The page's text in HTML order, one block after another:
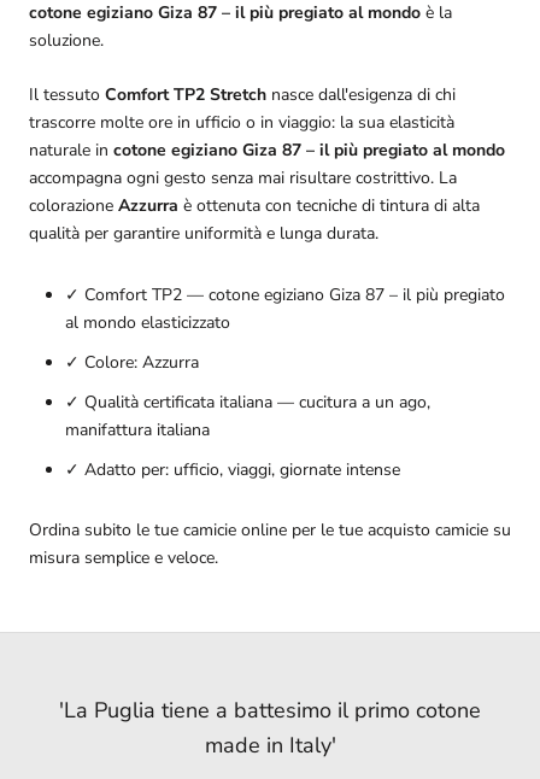
cotone egiziano Giza 87 – il più pregiato al mondo è la
soluzione.
Il tessuto Comfort TP2 Stretch nasce dall'esigenza di chi
trascorre molte ore in ufficio o in viaggio: la sua elasticità
naturale in cotone egiziano Giza 87 – il più pregiato al mondo
accompagna ogni gesto senza mai risultare costrittivo. La
colorazione Azzurra è ottenuta con tecniche di tintura di alta
qualità per garantire uniformità e lunga durata.
✓ Comfort TP2 — cotone egiziano Giza 87 – il più pregiato
al mondo elasticizzato
✓ Colore: Azzurra
✓ Qualità certificata italiana — cucitura a un ago,
manifattura italiana
✓ Adatto per: ufficio, viaggi, giornate intense
Ordina subito le tue camicie online per le tue acquisto camicie su
misura semplice e veloce.
italiana di cotone, al ritmo di musica'
'La Puglia tiene a battesimo il primo cotone
made in Italy'
dell’inventiva di due giovani imprenditori
foggiani'
filiera'